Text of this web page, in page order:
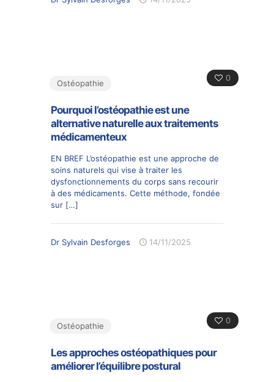
0
Ostéopathie
Pourquoi l’ostéopathie est une
alternative naturelle aux traitements
médicamenteux
EN BREF L’ostéopathie est une approche de
soins naturels qui vise à traiter les
dysfonctionnements du corps sans recourir
à des médicaments. Cette méthode, fondée
sur […]
Dr Sylvain Desforges 14/11/2025
0
Ostéopathie
Les approches ostéopathiques pour
améliorer l’équilibre postural